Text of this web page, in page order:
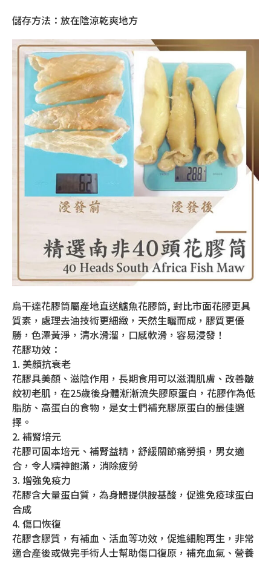
儲存方法：放在陰涼乾爽地方
烏干達花膠筒屬產地直送鱸魚花膠筒, 對比市面花膠更具
質素，處理去油技術更細緻，天然生曬而成，膠質更優
勝，色澤黃淨，清水滑溜，口感軟滑，容易浸發！
花膠功效：
1. 美顏抗衰老
花膠具美顏、滋陰作用，長期食用可以滋潤肌膚、改善皺
紋初老肌，在25歲後身體漸漸流失膠原蛋白，花膠作為低
脂肪、高蛋白的食物，是女士們補充膠原蛋白的最佳選
擇。
2. 補腎培元
花膠可固本培元、補腎益精，舒緩關節痛勞損，男女適
合，令人精神飽滿，消除疲勞
3. 增強免疫力
花膠含大量蛋白質，為身體提供胺基酸，促進免疫球蛋白
合成
4. 傷口恢復
花膠含膠質，有補血、活血等功效，促進細胞再生，非常
適合產後或做完手術人士幫助傷口復原，補充血氣、營養